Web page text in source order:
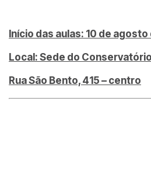
Início das aulas: 10 de agosto
Local: Sede do Conservatório
Rua São Bento, 415 – centro